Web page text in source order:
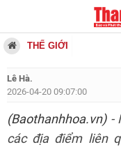
THẾ GIỚI
Lê Hà.
2026-04-20 09:07:00
(Baothanhhoa.vn)-
các địa điểm liên